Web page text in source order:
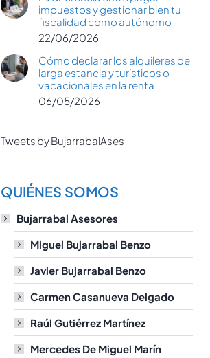
impuestos y gestionar bien tu
fiscalidad como autónomo
22/06/2026
Cómo declarar los alquileres de
larga estancia y turísticos o
vacacionales en la renta
06/05/2026
Tweets by BujarrabalAses
QUIÉNES SOMOS
Bujarrabal Asesores
Miguel Bujarrabal Benzo
Javier Bujarrabal Benzo
Carmen Casanueva Delgado
Raúl Gutiérrez Martínez
Mercedes De Miguel Marín